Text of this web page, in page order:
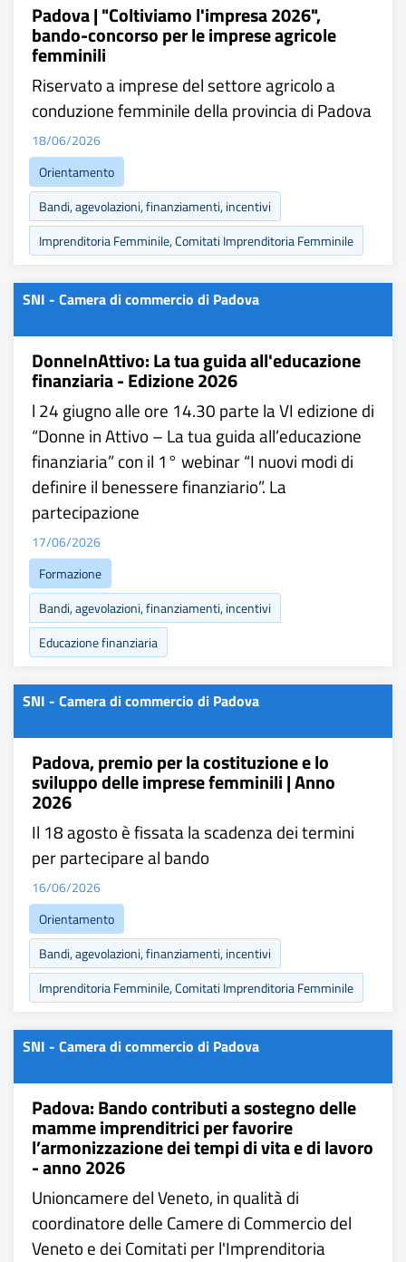
Padova | "Coltiviamo l'impresa 2026",
bando-concorso per le imprese agricole
femminili
Riservato a imprese del settore agricolo a
conduzione femminile della provincia di Padova
18/06/2026
Orientamento
Bandi, agevolazioni, finanziamenti, incentivi
Imprenditoria Femminile, Comitati Imprenditoria Femminile
SNI - Camera di commercio di Padova
DonneInAttivo: La tua guida all'educazione
finanziaria - Edizione 2026
l 24 giugno alle ore 14.30 parte la VI edizione di
“Donne in Attivo – La tua guida all’educazione
finanziaria” con il 1° webinar “I nuovi modi di
definire il benessere finanziario”. La
partecipazione
17/06/2026
Formazione
Bandi, agevolazioni, finanziamenti, incentivi
Educazione finanziaria
SNI - Camera di commercio di Padova
Padova, premio per la costituzione e lo
sviluppo delle imprese femminili | Anno
2026
Il 18 agosto è fissata la scadenza dei termini
per partecipare al bando
16/06/2026
Orientamento
Bandi, agevolazioni, finanziamenti, incentivi
Imprenditoria Femminile, Comitati Imprenditoria Femminile
SNI - Camera di commercio di Padova
Padova: Bando contributi a sostegno delle
mamme imprenditrici per favorire
l’armonizzazione dei tempi di vita e di lavoro
- anno 2026
Unioncamere del Veneto, in qualità di
coordinatore delle Camere di Commercio del
Veneto e dei Comitati per l'Imprenditoria